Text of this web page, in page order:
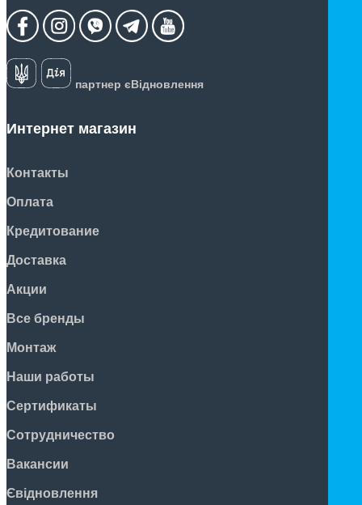
партнер єВідновлення
Интернет магазин
Контакты
Оплата
Кредитование
Доставка
Акции
Все бренды
Монтаж
Наши работы
Сертификаты
Сотрудничество
Вакансии
Євідновлення